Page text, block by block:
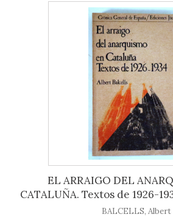
EL ARRAIGO DEL
CATALUÑA. Textos de 1926-
BALCELLS, Albert